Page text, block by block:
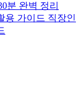
분 완벽 정리
직장인